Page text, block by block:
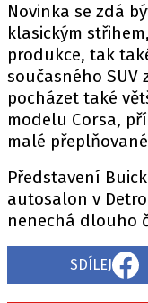
Máte
Novinka se zdá
klasickým
produkce, tak
současného SUV
pocházet také
modelu Corsa,
malé
Představení
autosalon v
nenechá dlouho
SDÍLEJ